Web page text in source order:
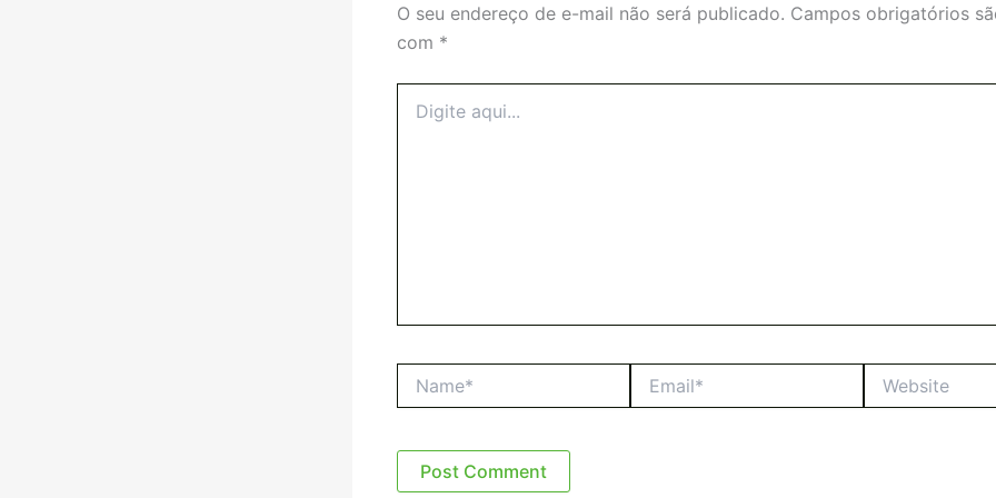
O seu endereço de e-mail não será publicado. Campos obrigatórios
com *
aqui...